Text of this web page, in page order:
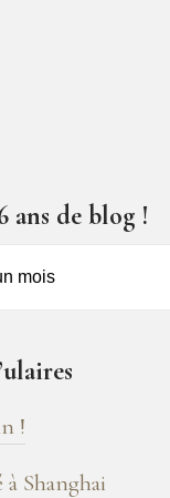
ans de blog !
!
Shanghai